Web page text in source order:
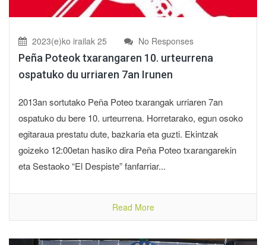
2023(e)ko irailak 25 No Responses
Peña Poteok txarangaren 10. urteurrena
ospatuko du urriaren 7an Irunen
2013an sortutako Peña Poteo txarangak urriaren 7an
ospatuko du bere 10. urteurrena. Horretarako, egun osoko
egitaraua prestatu dute, bazkaria eta guzti. Ekintzak
goizeko 12:00etan hasiko dira Peña Poteo txarangarekin
eta Sestaoko “El Despiste” fanfarriar...
Read More